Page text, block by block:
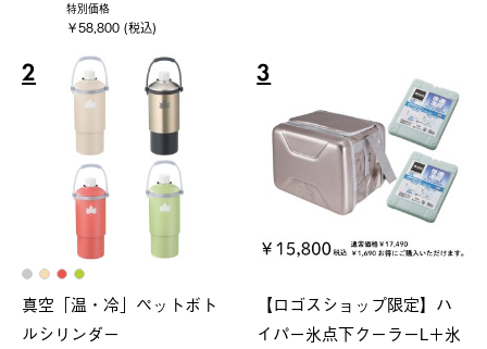
特別価格
￥58,800 (税込)
2
真空「温・冷」ペットボト
ルシリンダー
3
【ロゴスショップ限定】ハ
イパー氷点下クーラーL＋氷